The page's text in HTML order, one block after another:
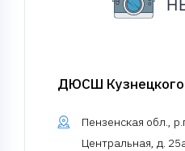
ДЮСШ Кузнецкого
Пензенская обл.,
Центральная, д.